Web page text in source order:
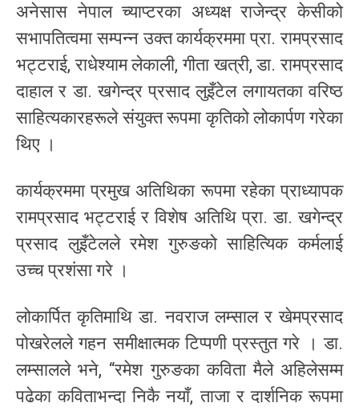
अनेसास नेपाल च्याप्टरका अध्यक्ष राजेन्द्र केसीको
सभापतित्वमा सम्पन्न उक्त कार्यक्रममा प्रा. रामप्रसाद
भट्टराई, राधेश्याम लेकाली, गीता खत्री, डा. रामप्रसाद
दाहाल र डा. खगेन्द्र प्रसाद लुइँटेल लगायतका वरिष्ठ
साहित्यकारहरूले संयुक्त रूपमा कृतिको लोकार्पण गरेका
थिए ।
कार्यक्रममा प्रमुख अतिथिका रूपमा रहेका प्राध्यापक
रामप्रसाद भट्टराई र विशेष अतिथि प्रा. डा. खगेन्द्र
प्रसाद लुइँटेलले रमेश गुरुङको साहित्यिक कर्मलाई
उच्च प्रशंसा गरे ।
लोकार्पित कृतिमाथि डा. नवराज लम्साल र खेमप्रसाद
पोखरेलले गहन समीक्षात्मक टिप्पणी प्रस्तुत गरे । डा.
लम्सालले भने, “रमेश गुरुङका कविता मैले अहिलेसम्म
पढेका कविताभन्दा निकै नयाँ, ताजा र दार्शनिक रूपमा